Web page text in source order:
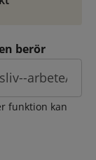
berör
funktion kan